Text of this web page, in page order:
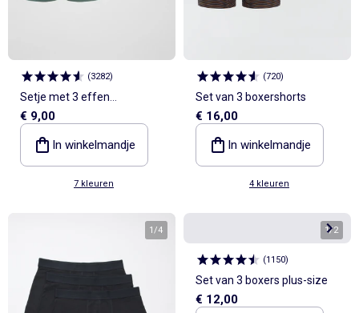
(3282)
Setje met 3 effen
boxershorts
€ 9,00
In winkelmandje
7 kleuren
(720)
Set van 3 boxershorts
€ 16,00
In winkelmandje
4 kleuren
1/4 1/2
(1150)
Set van 3 boxers plus-size
€ 12,00